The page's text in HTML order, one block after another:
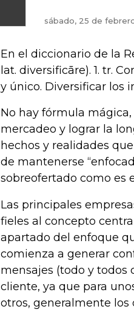
sábado, 25 de
En el diccionario de la
lat. diversificāre). 1. tr.
y único. Diversificar los
No hay fórmula
mercadeo y lograr la
hechos y realidades
de mantenerse
sobreofertado como es
Las principales
fieles al concepto
apartado del enfoque
comienza a generar
mensajes (todo y todos
cliente, ya que para
otros, generalmente